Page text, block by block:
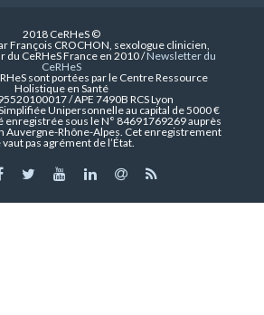
2018 CeRHeS ©
François CROCHON, sexologue clinicien,
CeRHeS France en 2010 /Newsletter du
CeRHeS
sont portées par le Centre Ressource
Holistique en Santé
/ APE 7490B RCS Lyon
Unipersonnelle au capital de 5000 €
enregistrée sous le N° 84691769269 auprès
Auvergne-Rhône-Alpes. Cet enregistrement
vaut pas agrément de l’État.